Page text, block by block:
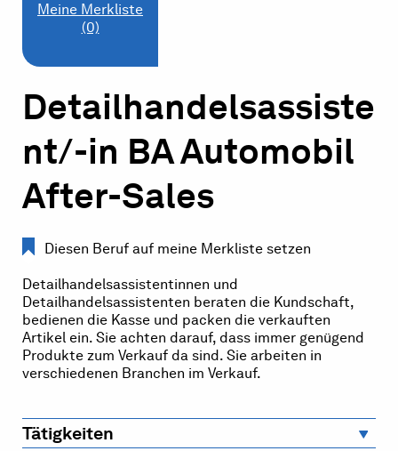
Meine Merkliste
(0)
Detailhandelsassiste
nt/-in BA Automobil
After-Sales
Diesen Beruf auf meine Merkliste setzen
Detailhandelsassistentinnen und
Detailhandelsassistenten beraten die Kundschaft,
bedienen die Kasse und packen die verkauften
Artikel ein. Sie achten darauf, dass immer genügend
Produkte zum Verkauf da sind. Sie arbeiten in
verschiedenen Branchen im Verkauf.
Tätigkeiten